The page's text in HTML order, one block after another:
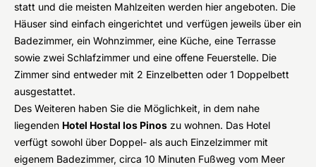
statt und die meisten Mahlzeiten werden hier angeboten. Die
Häuser sind einfach eingerichtet und verfügen jeweils über ein
Badezimmer, ein Wohnzimmer, eine Küche, eine Terrasse
sowie zwei Schlafzimmer und eine offene Feuerstelle. Die
Zimmer sind entweder mit 2 Einzelbetten oder 1 Doppelbett
ausgestattet.
Des Weiteren haben Sie die Möglichkeit, in dem nahe
liegenden Hotel Hostal los Pinos zu wohnen. Das Hotel
verfügt sowohl über Doppel- als auch Einzelzimmer mit
eigenem Badezimmer, circa 10 Minuten Fußweg vom Meer